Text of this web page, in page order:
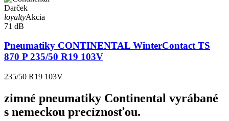
Darček
loyaltyAkcia
71 dB
Pneumatiky CONTINENTAL WinterContact TS
870 P 235/50 R19 103V
235/50 R19 103V
zimné pneumatiky Continental vyrábané
s nemeckou precíznosťou.